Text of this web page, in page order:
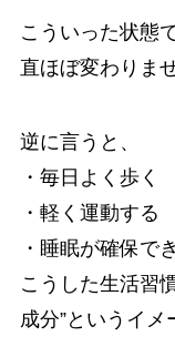
こういった状態
直ほぼ変わりませ
逆に言うと、
・毎日よく歩く
・軽く運動する
・睡眠が確保で
こうした生活習
成分”というイメ